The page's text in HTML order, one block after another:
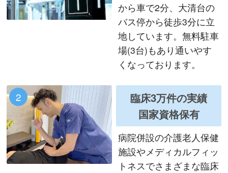
から車で2分、大清台の
バス停から徒歩3分に立
地しています。無料駐車
場(3台)もあり通いやす
くなっております。
2
臨床3万件の実績
国家資格保有
病院併設の介護老人保健
施設やメディカルフィッ
トネスでさまざまな臨床